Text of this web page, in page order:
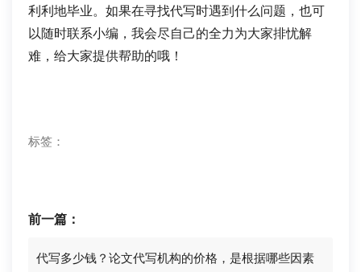
利利地毕业。如果在寻找代写时遇到什么问题，也可
以随时联系小编，我会尽自己的全力为大家排忧解
难，给大家提供帮助的哦！
标签：
前一篇：
代写多少钱？论文代写机构的价格，是根据哪些因素